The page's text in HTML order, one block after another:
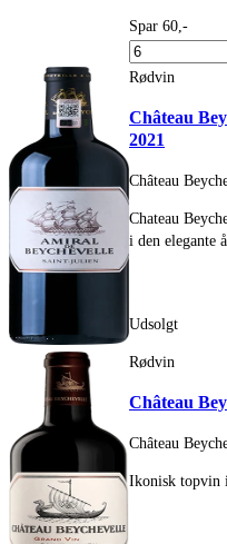
Spar 60,-
Rødvin
Château
2021
Château
Chateau
i den elegante
Udsolgt
Rødvin
Château
Château
Ikonisk topvin i